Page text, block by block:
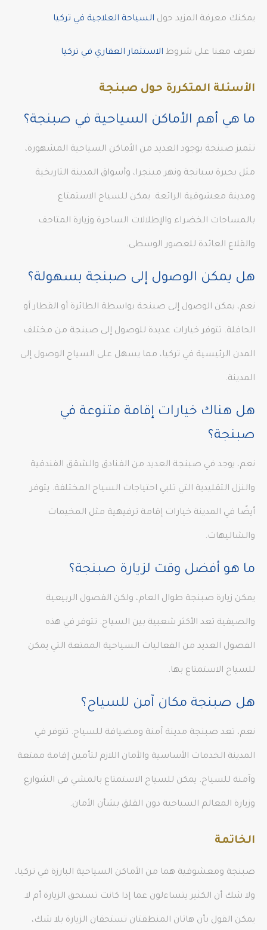
يمكنك معرفة المزيد حول السياحة العلاجية في تركيا
تعرف معنا على شروط الاستثمار العقاري في تركيا
الأسئلة المتكررة حول صبنجة
ما هي أهم الأماكن السياحية في صبنجة؟
تتميز صبنجة بوجود العديد من الأماكن السياحية المشهورة،
مثل بحيرة سبانجة ونهر مينجرا، وأسواق المدينة التاريخية
ومدينة معشوقية الرائعة. يمكن للسياح الاستمتاع
بالمساحات الخضراء والإطلالات الساحرة وزيارة المتاحف
والقلاع العائدة للعصور الوسطى.
هل يمكن الوصول إلى صبنجة بسهولة؟
نعم، يمكن الوصول إلى صبنجة بواسطة الطائرة أو القطار أو
الحافلة. تتوفر خيارات عديدة للوصول إلى صبنجة من مختلف
المدن الرئيسية في تركيا، مما يسهل على السياح الوصول إلى
المدينة.
هل هناك خيارات إقامة متنوعة في
صبنجة؟
نعم، يوجد في صبنجة العديد من الفنادق والشقق الفندقية
والنزل التقليدية التي تلبي احتياجات السياح المختلفة. يتوفر
أيضًا في المدينة خيارات إقامة ترفيهية مثل المخيمات
والشاليهات.
ما هو أفضل وقت لزيارة صبنجة؟
يمكن زيارة صبنجة طوال العام، ولكن الفصول الربيعية
والصيفية تعد الأكثر شعبية بين السياح. تتوفر في هذه
الفصول العديد من الفعاليات السياحية الممتعة التي يمكن
للسياح الاستمتاع بها.
هل صبنجة مكان آمن للسياح؟
نعم، تعد صبنجة مدينة آمنة ومضيافة للسياح. تتوفر في
المدينة الخدمات الأساسية والأمان اللازم لتأمين إقامة ممتعة
وآمنة للسياح. يمكن للسياح الاستمتاع بالمشي في الشوارع
وزيارة المعالم السياحية دون القلق بشأن الأمان.
الخاتمة
صبنجة ومعشوقية هما من الأماكن السياحية البارزة في تركيا،
ولا شك أن الكثير يتساءلون عما إذا كانت تستحق الزيارة أم لا.
يمكن القول بأن هاتان المنطقتان تستحقان الزيارة بلا شك،